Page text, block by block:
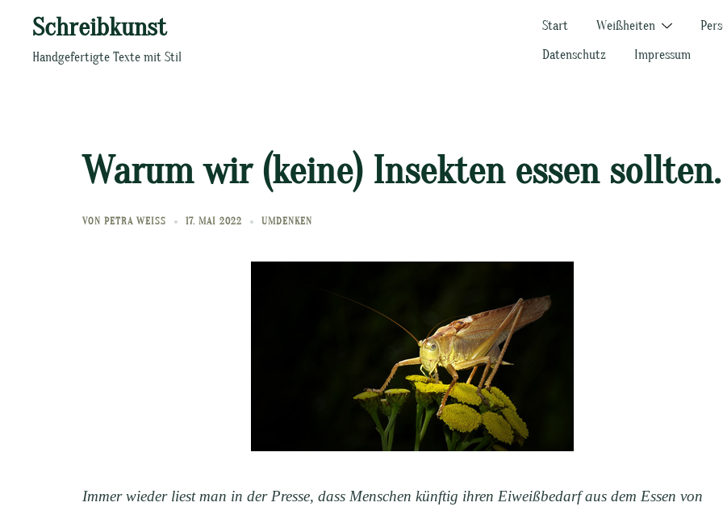
springen
Schreibkunst
Handgefertigte Texte mit Stil
Start Weißheiten
Datenschutz
Impressum
Warum wir (keine) Insekten essen sollten.
VON PETRA WEISS 17. MAI 2022 UMDENKEN
Immer wieder liest man in der Presse, dass Menschen künftig ihren Eiweißbedarf aus dem Essen von